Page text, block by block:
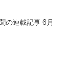
の連載記事 6月